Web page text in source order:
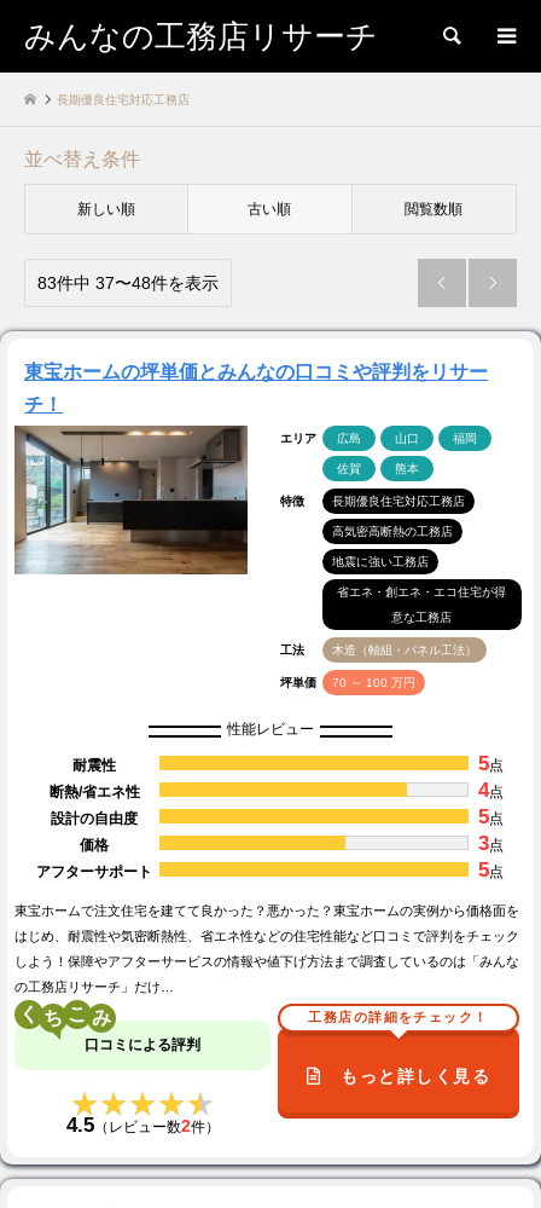
みんなの工務店リサーチ 検索
長期優良住宅対応工務店
並べ替え条件
新しい順 古い順 閲覧数順
83件中 37〜48件を表示  
東宝ホームの坪単価とみんなの口コミや評判をリサー
チ！
エリア 広島 山口 福岡
佐賀 熊本
特徴 長期優良住宅対応工務店
高気密高断熱の工務店
地震に強い工務店
省エネ・創エネ・エコ住宅が得
意な工務店
工法 木造（軸組・パネル工法）
坪単価 70 ～ 100 万円
性能レビュー
耐震性 5点
断熱/省エネ性
4点
設計の自由度
5点
価格
3点
アフターサポート
5点
東宝ホームで注文住宅を建てて良かった？悪かった？東宝ホームの実例から価格面を
はじめ、耐震性や気密断熱性、省エネ性などの住宅性能など口コミで評判をチェック
しよう！保障やアフターサービスの情報や値下げ方法まで調査しているのは「みんな
の工務店リサーチ」だけ…
く こ
口コミによる評判
★★★★★
★★★★★
4.5（レビュー数2件）
工務店の詳細をチェック！
もっと詳しく見る